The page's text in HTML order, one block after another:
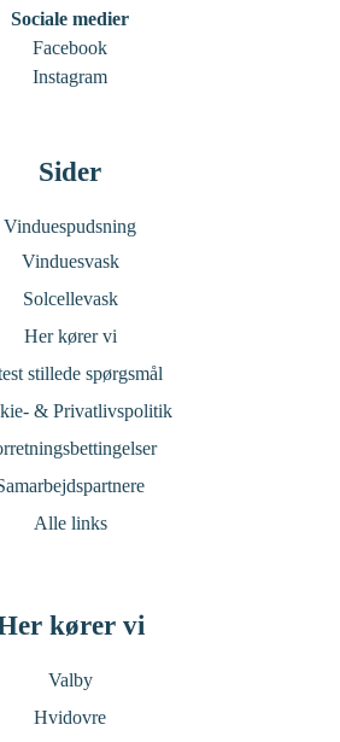
Sociale medier
Facebook
Instagram
Sider
Vinduespudsning
Vinduesvask
Solcellevask
Her kører vi
stillede spørgsmål
& Privatlivspolitik
Alle links
kører vi
Valby
Hvidovre